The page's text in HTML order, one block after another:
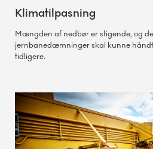
Klimatilpasning
Mængden af nedbør er stigende, og
jernbanedæmninger skal kunne
tidligere.